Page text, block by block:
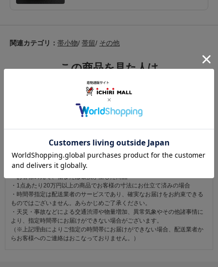
関連カテゴリ： 帯小物/ 帯留/ その他
この商品を見た人は
こちらの商品も見ています
注意事項
返品にかかる送料は無料です。
・商品到着後31日以上経過した商品
・ご使用になられた商品
・お客様の元で、傷または破損が生じた商品
・1点あたり20万円以上の商品でお客様の寸法にお仕立て済みの場合
・時間帯指定は配送業者のサービスであり、確実なお届けをお約束できる
ものではございません。あらかじめご了承ください。
・天災・事故などによる交通渋滞や物量増加、異常気象やその他諸事情に
より、指定時間帯にお届けができない場合がございます。
（※上記理由によりご指定の時間帯にお届けができない場合、配送業者か
らお客様へのご連絡はおこなっておりません。）